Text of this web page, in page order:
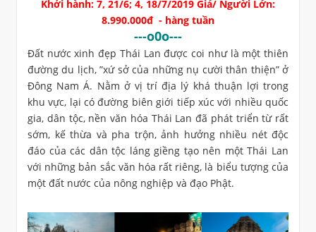
Khởi hành: 7, 21/6; 4, 18/7/2019 Giá/ Người Lớn:
8.990.000đ - hàng tuần
---o0o---
Đất nước xinh đẹp Thái Lan được coi như là một thiên
đường du lịch, ”xứ sở của những nụ cười thân thiện” ở
Đông Nam Á. Nằm ở vị trí địa lý khá thuận lợi trong
khu vực, lại có đường biên giới tiếp xúc với nhiều quốc
gia, dân tộc, nền văn hóa Thái Lan đã phát triển từ rất
sớm, kế thừa và pha trộn, ảnh hưởng nhiều nét độc
đáo của các dân tộc láng giềng tạo nên một Thái Lan
với những bản sắc văn hóa rất riêng, là biểu tượng của
một đất nước của nông nghiệp và đạo Phật.